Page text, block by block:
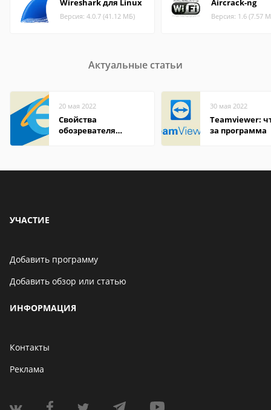
Версия: 4.0.7 (41.12 МБ) Версия: 1.6 (7.57
Актуальные статьи
20 мая 2022
Свойства
обозревателя
30 мая 2022
Teamviewer:
за программа
УЧАСТИЕ
Добавить программу
Добавить обзор или статью
ИНФОРМАЦИЯ
Контакты
Реклама